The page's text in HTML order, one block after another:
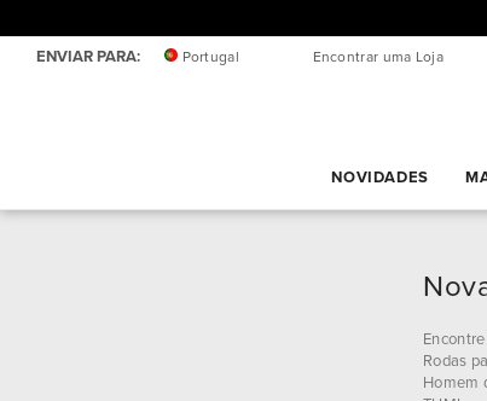
ENVIAR PARA: Portugal Encontrar uma Loja
NOVIDADES
Rodas
Homem